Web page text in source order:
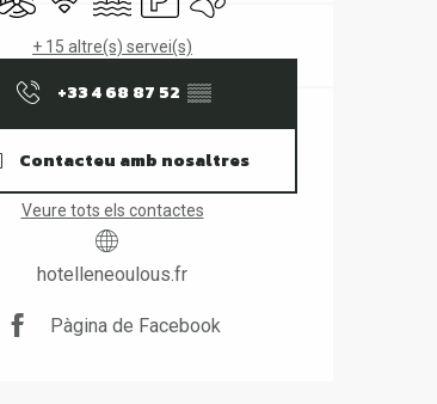
+ 15 altre(s) servei(s)
+33 4 68 87 52 ▒▒
Contacteu amb nosaltres
Veure tots els contactes
hotelleneoulous.fr
Pàgina de Facebook